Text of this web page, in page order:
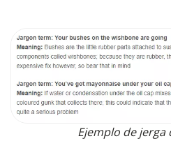
Ejemplo de jerga